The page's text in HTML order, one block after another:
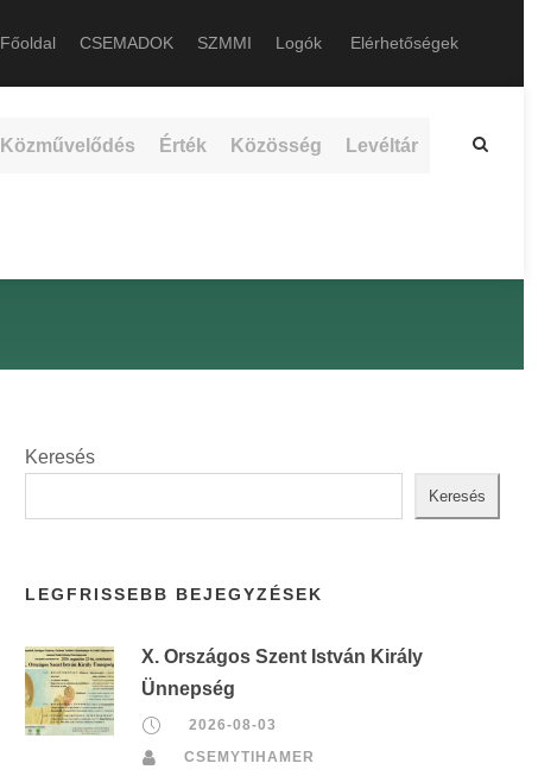
Főoldal CSEMADOK SZMMI Logók Elérhetőségek
Közművelődés Érték Közösség Levéltár
Keresés
Keresés
LEGFRISSEBB BEJEGYZÉSEK
X. Országos Szent István Király
Ünnepség
2026-08-03
CSEMYTIHAMER